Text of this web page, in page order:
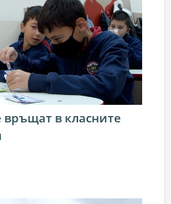
в класните